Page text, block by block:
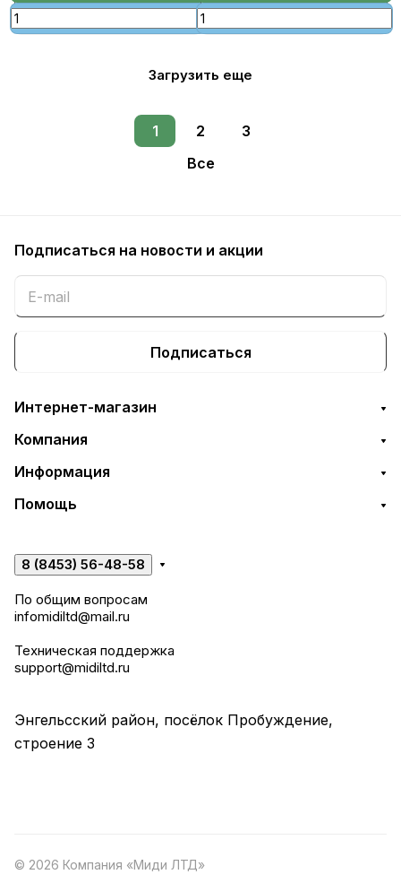
Загрузить еще
1 2
3
Все
Подписаться на новости и акции
Подписаться
Интернет-магазин
Компания
Информация
Помощь
8 (8453) 56-48-58
По общим вопросам
infomidiltd@mail.ru
Техническая поддержка
support@midiltd.ru
Энгельсский район, посёлок Пробуждение,
строение 3
© 2026 Компания «Миди ЛТД»